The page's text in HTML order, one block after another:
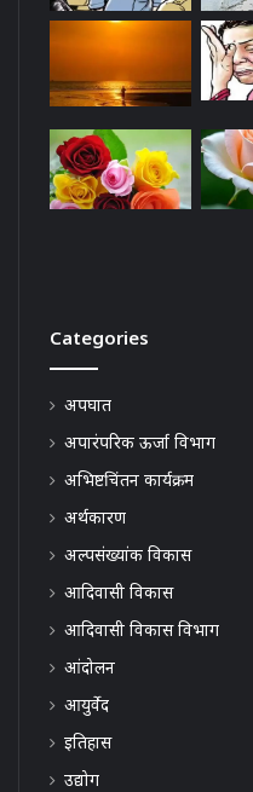
Categories
अपघात
अपारंपरिक ऊर्जा विभाग
अभिष्टचिंतन कार्यक्रम
अर्थकारण
अल्पसंख्यांक विकास
आदिवासी विकास
आदिवासी विकास विभाग
आंदोलन
आयुर्वेद
इतिहास
उद्योग